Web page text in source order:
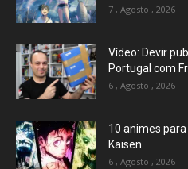
7 , Agosto , 2026
Vídeo: Devir
Portugal com
6 , Agosto , 2026
10 animes
Kaisen
6 , Agosto , 2026